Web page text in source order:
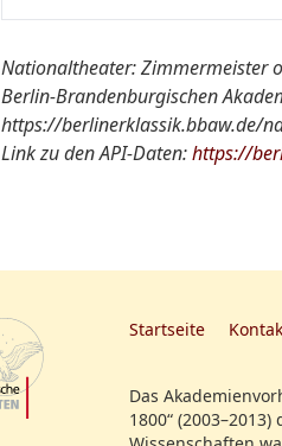
Nationaltheater von A-Z:
Quelle:
Nationaltheater: Zimmermeister
Berlin-Brandenburgischen
https://berlinerklassik.bbaw.de/
Link zu den API-Daten:https://
Startseite
Das
1800“